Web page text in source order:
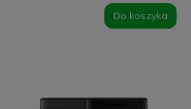
Do koszyka